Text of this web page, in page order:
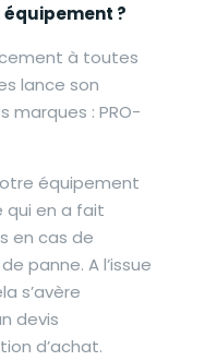
équipement ?
à toutes
lance son
: PRO-
équipement
qui en a fait
en cas de
panne. A l’issue
s’avère
devis
d’achat.